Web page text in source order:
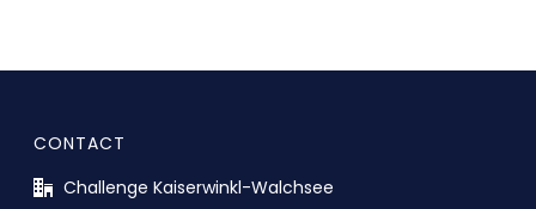
CONTACT
Challenge Kaiserwinkl-Walchsee